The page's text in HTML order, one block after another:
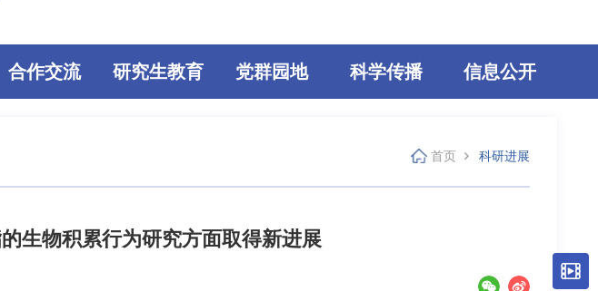
合作交流 研究生教育 党群园地 科学传播 信息公开
首页 科研进展
生物积累行为研究方面取得新进展